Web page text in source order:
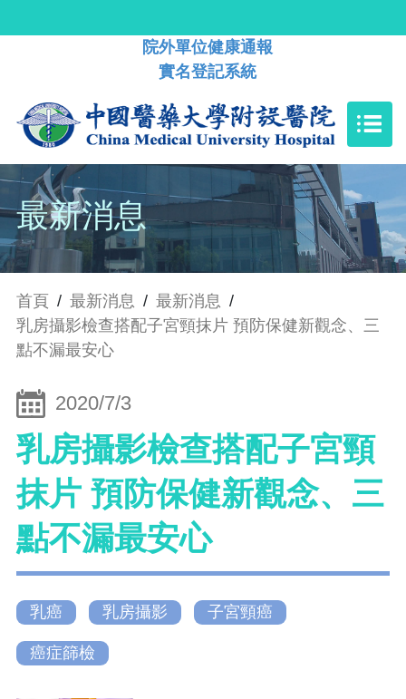
院外單位健康通報
實名登記系統
最新消息
首頁 / 最新消息 / 最新消息 /
乳房攝影檢查搭配子宮頸抹片 預防保健新觀念、三
點不漏最安心
2020/7/3
乳房攝影檢查搭配子宮頸
抹片 預防保健新觀念、三
點不漏最安心
乳癌 乳房攝影 子宮頸癌
癌症篩檢